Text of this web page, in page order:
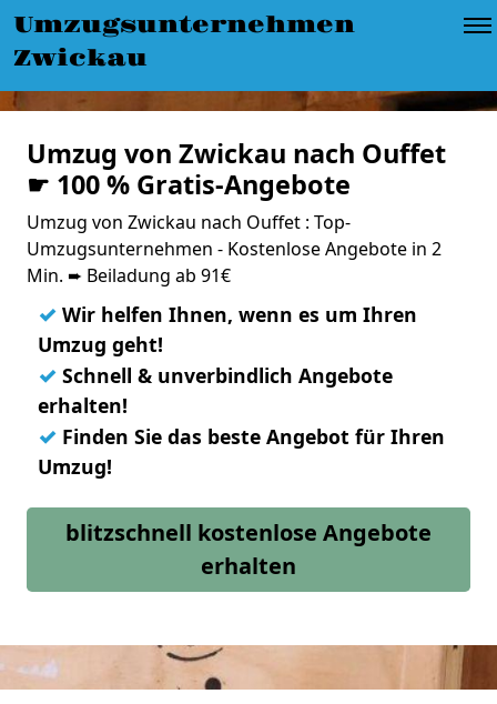
Umzugsunternehmen
Zwickau
Umzug von Zwickau nach Ouffet
☛ 100 % Gratis-Angebote
Umzug von Zwickau nach Ouffet : Top-
Umzugsunternehmen - Kostenlose Angebote in 2
Min. ➨ Beiladung ab 91€
✓ Wir helfen Ihnen, wenn es um Ihren
Umzug geht!
✓ Schnell & unverbindlich Angebote
erhalten!
✓ Finden Sie das beste Angebot für Ihren
Umzug!
blitzschnell kostenlose Angebote
erhalten